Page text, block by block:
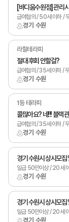
경기 수원
[바디움수원점] 관리
급여협의 / 50세 이하 /
경기 수원
라힐테라피
절대 후회 안할걸?
급여협의 / 35세 이하 /
경기 수원
1등 테라피
콜많아요? 네!!! 블랙
급여협의 / 35세 이하 /
경기 수원
경기 수원시 상시모
경기 수원
경기 수원시 상시모